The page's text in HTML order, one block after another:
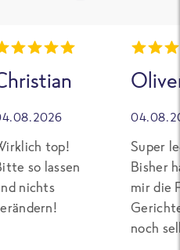
top!
so lassen
nichts
Super
Bisher
mir die
noch